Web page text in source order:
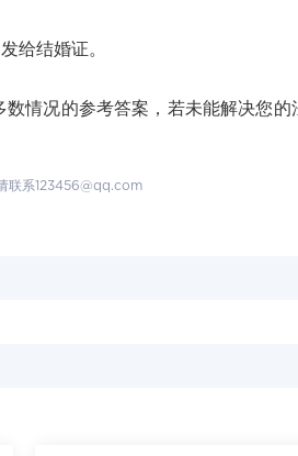
给结婚证。
情况的参考答案，若未能解决您的
联系123456@qq.com